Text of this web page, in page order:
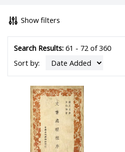
Show filters
Search Results:61 - 72 of 360
Sort by: